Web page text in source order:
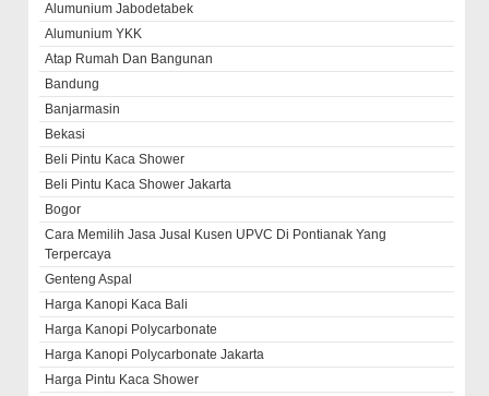
Alumunium Jabodetabek
Alumunium YKK
Atap Rumah Dan Bangunan
Bandung
Banjarmasin
Bekasi
Beli Pintu Kaca Shower
Beli Pintu Kaca Shower Jakarta
Bogor
Cara Memilih Jasa Jusal Kusen UPVC Di Pontianak Yang
Terpercaya
Genteng Aspal
Harga Kanopi Kaca Bali
Harga Kanopi Polycarbonate
Harga Kanopi Polycarbonate Jakarta
Harga Pintu Kaca Shower